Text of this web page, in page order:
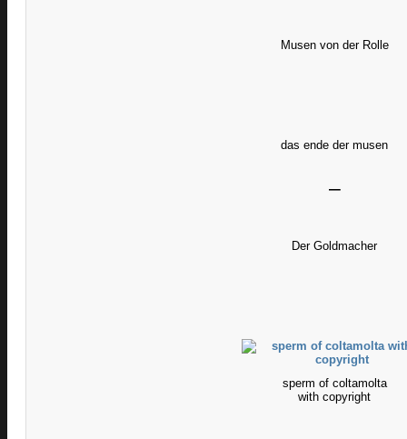
Musen von der Rolle
das ende der musen
–
Der Goldmacher
sperm of coltamolta
with copyright